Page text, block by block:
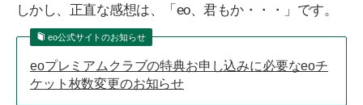
しかし、正直な感想は、「eo、君もか・・・」です。
eo公式サイトのお知らせ
eoプレミアムクラブの特典お申し込みに必要なeoチ
ケット枚数変更のお知らせ